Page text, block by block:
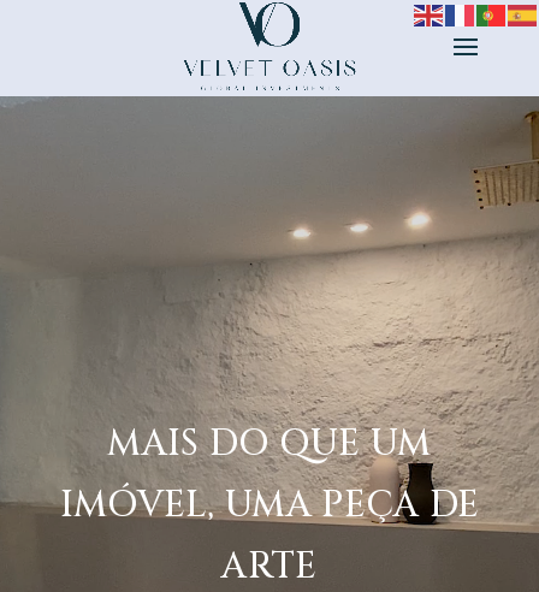
MAIS DO QUE UM
IMÓVEL, UMA PEÇA DE
ARTE